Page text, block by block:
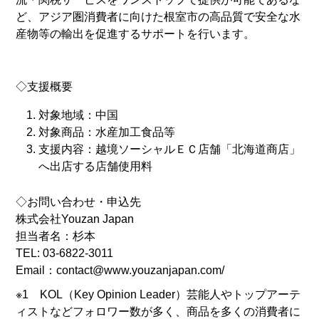
ど、アジア圏消費者に向けた根室市の高品質で安全な水
産物等の輸出を促進するサポートを行います。
◇支援概要
対象地域：中国
対象商品：水産加工食品等
支援内容：越境ソーシャルＥＣ店舗「北海道商店」
へ出店する店舗使用料
◇お問い合わせ・申込先
株式会社Youzan Japan
担当者名：杉本
TEL: 03-6822-3011
Email：contact@www.youzanjapan.com/
※1
KOL （ Key Opinion Leader）芸能人やトップアーテ
ィストなどフォロワー数が多く、商品を多くの消費者に